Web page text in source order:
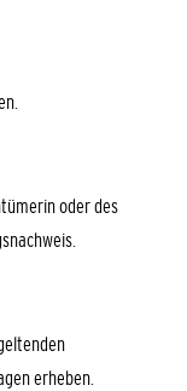
oder des
erheben.